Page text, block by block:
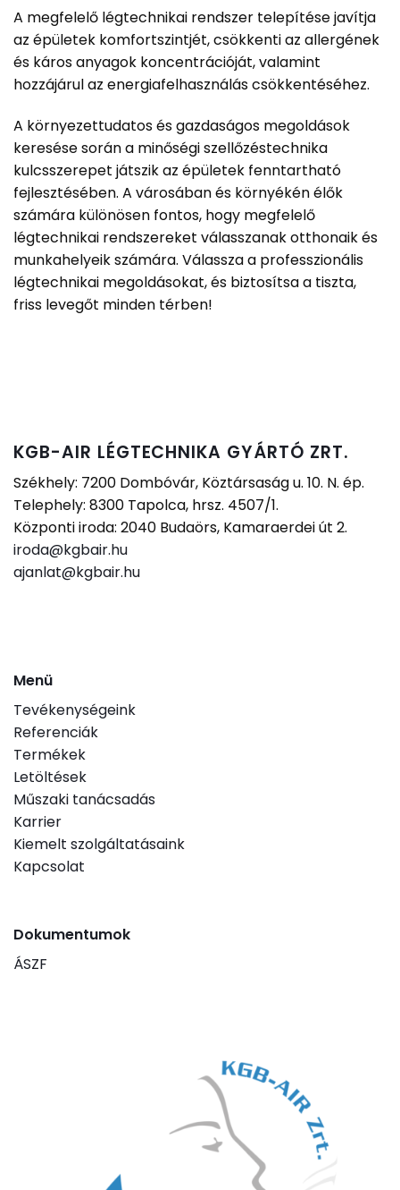
A megfelelő légtechnikai rendszer telepítése javítja
az épületek komfortszintjét, csökkenti az allergének
és káros anyagok koncentrációját, valamint
hozzájárul az energiafelhasználás csökkentéséhez.
A környezettudatos és gazdaságos megoldások
keresése során a minőségi szellőzéstechnika
kulcsszerepet játszik az épületek fenntartható
fejlesztésében. A városában és környékén élők
számára különösen fontos, hogy megfelelő
légtechnikai rendszereket válasszanak otthonaik és
munkahelyeik számára. Válassza a professzionális
légtechnikai megoldásokat, és biztosítsa a tiszta,
friss levegőt minden térben!
KGB-AIR LÉGTECHNIKA GYÁRTÓ ZRT.
Székhely: 7200 Dombóvár, Köztársaság u. 10. N. ép.
Telephely: 8300 Tapolca, hrsz. 4507/1.
Központi iroda: 2040 Budaörs, Kamaraerdei út 2.
iroda@kgbair.hu
ajanlat@kgbair.hu
Menü
Tevékenységeink
Referenciák
Termékek
Letöltések
Műszaki tanácsadás
Karrier
Kiemelt szolgáltatásaink
Kapcsolat
Dokumentumok
ÁSZF